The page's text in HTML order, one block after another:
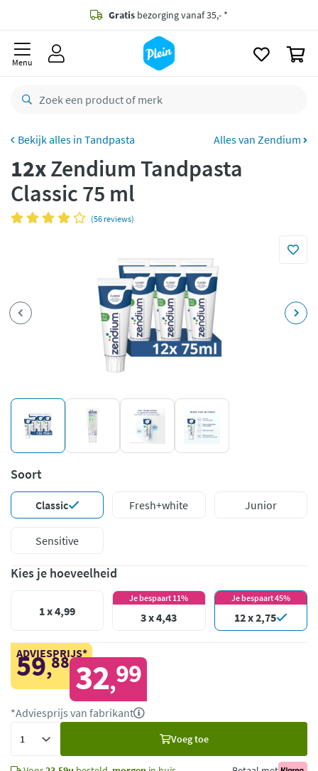
Gratis bezorging vanaf 35,- *
besteld,
retourneren
CO2 neutraal
Betaal met Klarna
Menu
Tandpasta Alles van Zendium
12xZendium Tandpasta
Classic 75 ml
(56 reviews)
Soort
Classic Fresh+white Junior
Sensitive
Kies je hoeveelheid
1 x 4,99
Je bespaart 11%
3 x 4,43
Je bespaart 45%
12 x 2,75
ADVIESPRIJS*
59,88 32,99
*Adviesprijs van fabrikant
Voeg toe